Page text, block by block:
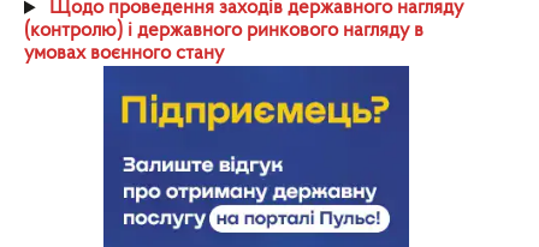
Щодо проведення заходів державного нагляду
(контролю) і державного ринкового нагляду в
умовах воєнного стану